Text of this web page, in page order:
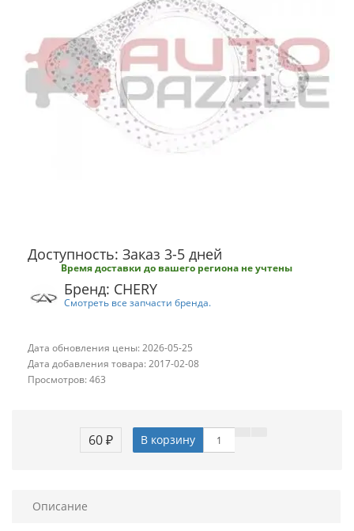
Доступность: Заказ 3-5 дней
Время доставки до вашего региона не учтены
Бренд: CHERY
Смотреть все запчасти бренда.
Дата обновления цены: 2026-05-25
Дата добавления товара: 2017-02-08
Просмотров: 463
60 ₽ В корзину
Описание